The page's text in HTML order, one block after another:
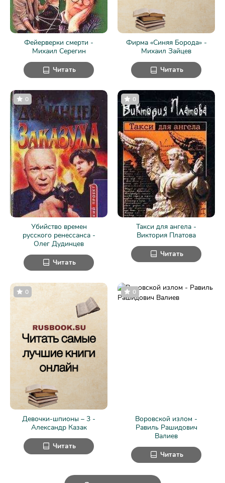
Фейерверки смерти -
Михаил Серегин
Читать
Фирма «Синяя Борода» -
Михаил Зайцев
Читать
Убийство времен
русского ренессанса -
Олег Дудинцев
0
Читать
Такси для ангела -
Виктория Платова
0
Читать
Девочки-шпионы – 3 -
Александр Казак
0
Читать
Воровской излом -
Равиль Рашидович
Валиев
0
Читать